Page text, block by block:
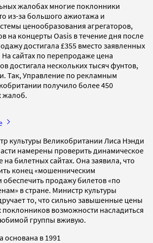
жалобах многие поклонники
из-за большого ажиотажа и
ценообразования агрегаторов,
на концерты Oasis в течение дня после
достигала £355 вместо заявленных
На сайтах по перепродаже цена
достигала нескольких тысяч фунтов,
Так, Управление по рекламным
получило более 450
жалоб.
культуры Великобритании Лиcа Нэнди
намерены проверить динамическое
билетных сайтах. Она заявила, что
конец «мошенническим
продажу билетов «по
в стране. Министр культуры
то, что сильно завышенные цены
возможности насладиться
группы вживую.
основана в 1991